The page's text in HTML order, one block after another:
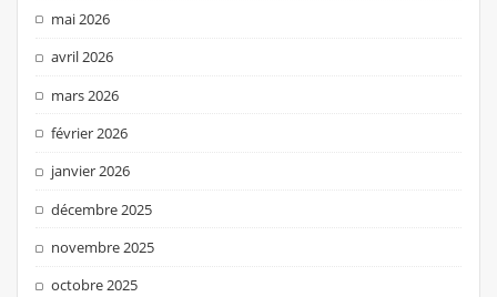
mai 2026
avril 2026
mars 2026
février 2026
janvier 2026
décembre 2025
novembre 2025
octobre 2025